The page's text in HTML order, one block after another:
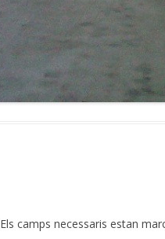
Els camps necessaris estan